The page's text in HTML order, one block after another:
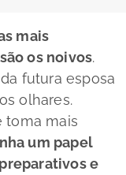
mais
os noivos.
futura esposa
olhares.
toma mais
um papel
e